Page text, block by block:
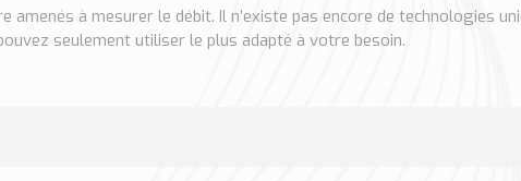
amenés à mesurer le débit. Il n’existe pas encore de technologies
seulement utiliser le plus adapté à votre besoin.